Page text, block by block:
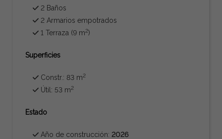
2 Baños
2 Armarios empotrados
1 Terraza (9 m2)
Superficies
Constr.: 83 m2
Útil: 53 m2
Estado
Año de construcción: 2026